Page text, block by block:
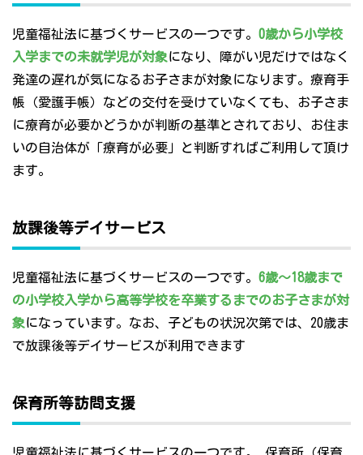
児童福祉法に基づくサービスの一つです。 0歳から小学校
入学までの未就学児が対象になり、障がい児だけではなく
発達の遅れが気になるお子さまが対象になります。療育手
帳（愛護手帳）などの交付を受けていなくても、お子さま
に療育が必要かどうかが判断の基準とされており、お住ま
いの自治体が「療育が必要」と判断すればご利用して頂け
ます。
放課後等デイサービス
児童福祉法に基づくサービスの一つです。 6歳～18歳まで
の小学校入学から高等学校を卒業するまでのお子さまが対
象になっています。なお、子どもの状況次第では、20歳ま
で放課後等デイサービスが利用できます
保育所等訪問支援